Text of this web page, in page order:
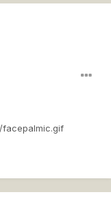
facepalmic.gif